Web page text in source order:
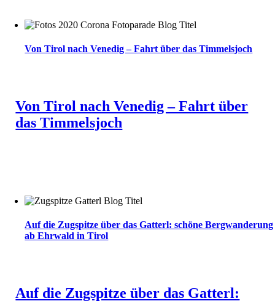
Von Tirol nach Venedig – Fahrt über das Timmelsjoch
Von Tirol nach Venedig – Fahrt über
das Timmelsjoch
Auf die Zugspitze über das Gatterl: schöne Bergwanderung
ab Ehrwald in Tirol
Auf die Zugspitze über das Gatterl: